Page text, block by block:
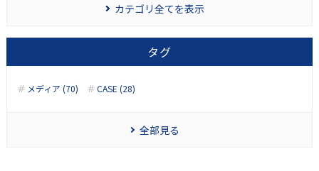
カテゴリ全てを表示
タグ
メディア (70) CASE (28)
全部見る